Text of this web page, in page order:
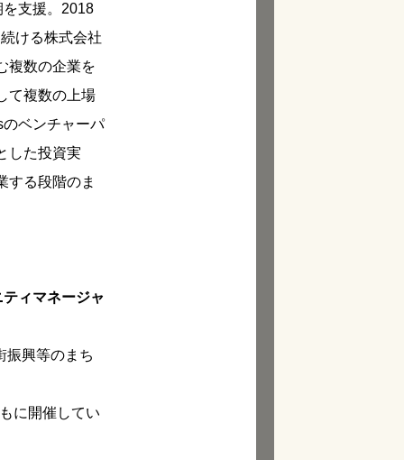
支援。2018
ける株式会社
複数の企業を
て複数の上場
ベンチャーパ
した投資実
する段階のま
ィマネージャ
振興等のまち
に開催してい